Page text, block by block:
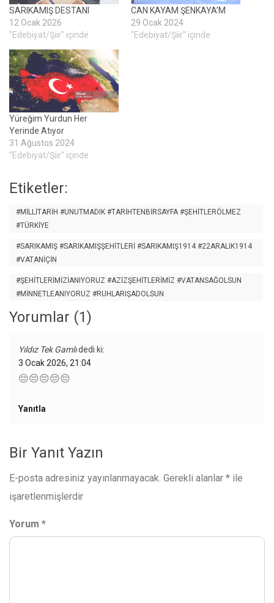
SARIKAMIŞ DESTANI
12 Ocak 2026
"Edebiyat/Şiir" içinde
CAN KAYAM ŞENKAYA’M
29 Ocak 2024
"Edebiyat/Şiir" içinde
Yüreğim Yurdun Her
Yerinde Atıyor
31 Ağustos 2024
"Edebiyat/Şiir" içinde
Etiketler:
#MILLITARIH #UNUTMADIK #TARIHTENBIRSAYFA #ŞEHITLERÖLMEZ
#TÜRKIYE
#SARIKAMIŞ #SARIKAMIŞŞEHITLERI #SARIKAMIŞ1914 #22ARALIK1914
#VATANİÇIN
#ŞEHITLERIMIZIANIYORUZ #AZIZŞEHITLERIMIZ #VATANSAĞOLSUN
#MINNETLEANIYORUZ #RUHLARIŞADOLSUN
Yorumlar (1)
Yıldız Tek Gamlıdedi ki:
3 Ocak 2026, 21:04
😔😔😔😔😔
Yanıtla
Bir Yanıt Yazın
E-posta adresiniz yayınlanmayacak. Gerekli alanlar * ile
işaretlenmişlerdir
Yorum *